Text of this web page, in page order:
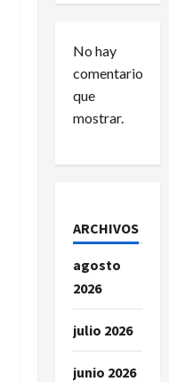
No hay
comentarios
que
mostrar.
ARCHIVOS
agosto
2026
julio 2026
junio 2026